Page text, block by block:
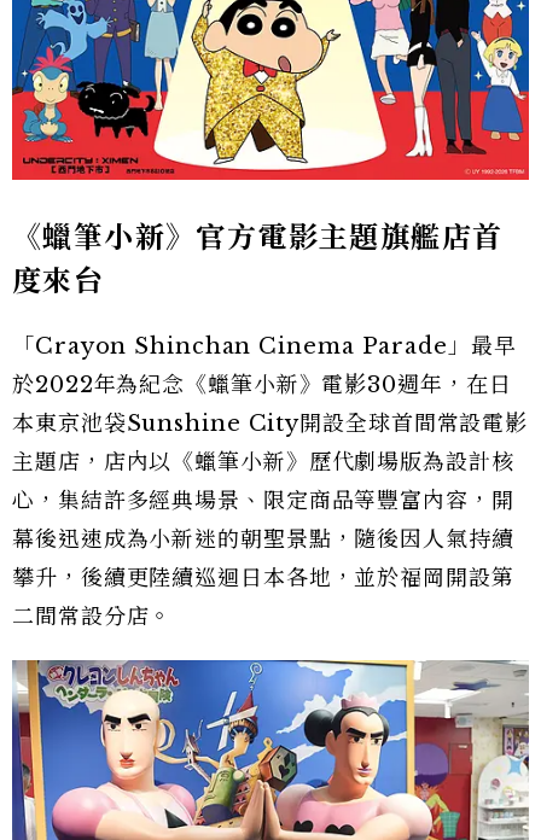
《蠟筆小新》官方電影主題旗艦店首
度來台
「Crayon Shinchan Cinema Parade」最早
於2022年為紀念《蠟筆小新》電影30週年，在日
本東京池袋Sunshine City開設全球首間常設電影
主題店，店內以《蠟筆小新》歷代劇場版為設計核
心，集結許多經典場景、限定商品等豐富內容，開
幕後迅速成為小新迷的朝聖景點，隨後因人氣持續
攀升，後續更陸續巡迴日本各地，並於福岡開設第
二間常設分店。